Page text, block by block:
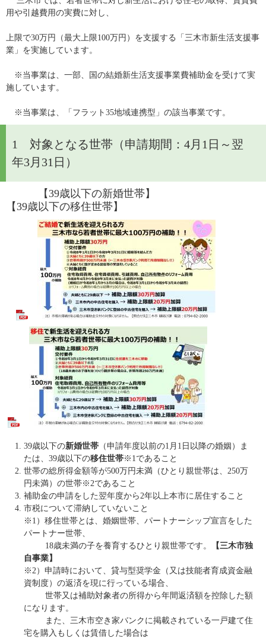
用や引越費用の実費に対し、
上限で30万円（最大上限100万円）を支援する「三木市新生活支援事
業」を実施しています。
※当事業は、一部、国の結婚新生活支援事業費補助金を受けて実
施しています。
※当事業は、「フラット35地域連携型」の該当事業です。
1 対象となる世帯（申請期間：4月1日～翌
年3月31日）
【39歳以下の新婚世帯】
【39歳以下の移住世帯】
39歳以下の新婚世帯 （申請年度以前の1月1日以降の婚姻）ま
たは、39歳以下の移住世帯※1であること
世帯の総所得金額等が500万円未満（ひとり親世帯は、250万
円未満）の世帯※2であること
補助金の申請をした翌年度から2年以上本市に居住すること
市税について滞納していないこと
※1）移住世帯とは、婚姻世帯、パートナーシップ宣言をした
パートナー世帯、
18歳未満の子を養育するひとり親世帯です。
【三木市独
自事業】
※2）申請時において、貸与型奨学金（又は技能者育成資金融
資制度）の返済を現に行っている場合、
世帯又は補助対象者の所得から年間返済額を控除した額
になります。
また、三木市空き家バンクに掲載されている一戸建て住
宅を購入もしくは賃借した場合は